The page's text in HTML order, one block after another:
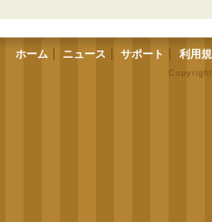
ホーム ニュース サポート 利用